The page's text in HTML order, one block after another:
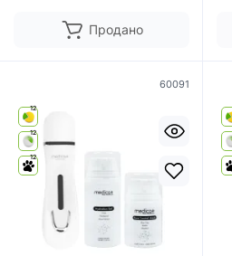
Продано
60091
12
12
12